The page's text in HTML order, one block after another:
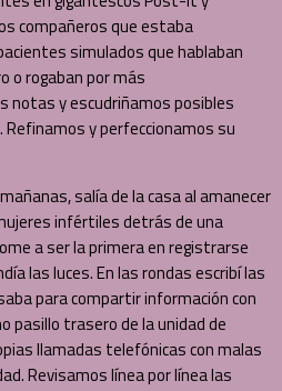
compañeros que estaba
simulados que hablaban
o rogaban por más
notas y escudriñamos posibles
y perfeccionamos su
salía de la casa al amanecer
infértiles detrás de una
a ser la primera en registrarse
las luces. En las rondas escribí las
para compartir información con
pasillo trasero de la unidad de
llamadas telefónicas con malas
Revisamos línea por línea las